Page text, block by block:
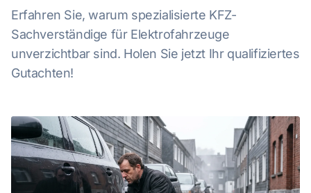
Erfahren Sie, warum spezialisierte KFZ-
Sachverständige für Elektrofahrzeuge
unverzichtbar sind. Holen Sie jetzt Ihr qualifiziertes
Gutachten!